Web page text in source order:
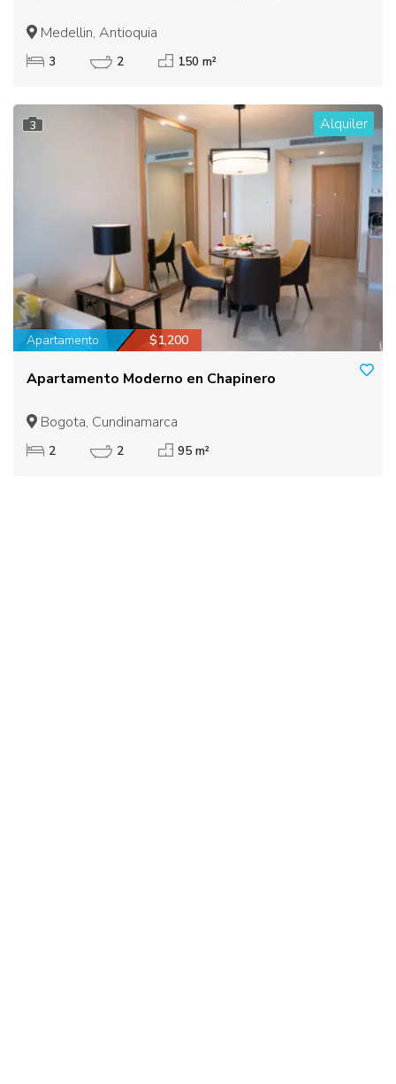
Medellin, Antioquia
3 2 150 m²
3 Alquiler
Apartamento $1,200
Apartamento Moderno en Chapinero
Bogota, Cundinamarca
2 2 95 m²